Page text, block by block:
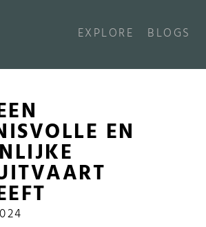
EXPLORE BLOGS
EN